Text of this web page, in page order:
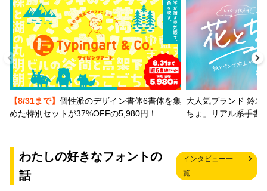
【8/31まで】 個性派のデザイン書体6書体を集
めた特別セットが37%OFFの5,980円！
大人気ブランド 鈴木
ちょ」リアル系手書
わたしの好きなフォントの
話
インタビュー一
覧